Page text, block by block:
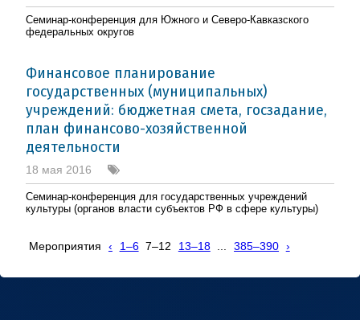
Семинар-конференция для Южного и Северо-Кавказского
федеральных округов
Финансовое планирование
государственных (муниципальных)
учреждений: бюджетная смета, госзадание,
план финансово-хозяйственной
деятельности
18 мая 2016
Семинар-конференция для государственных учреждений
культуры (органов власти субъектов РФ в сфере культуры)
Мероприятия ‹ 1–6 7–12 13–18 385–390 ›